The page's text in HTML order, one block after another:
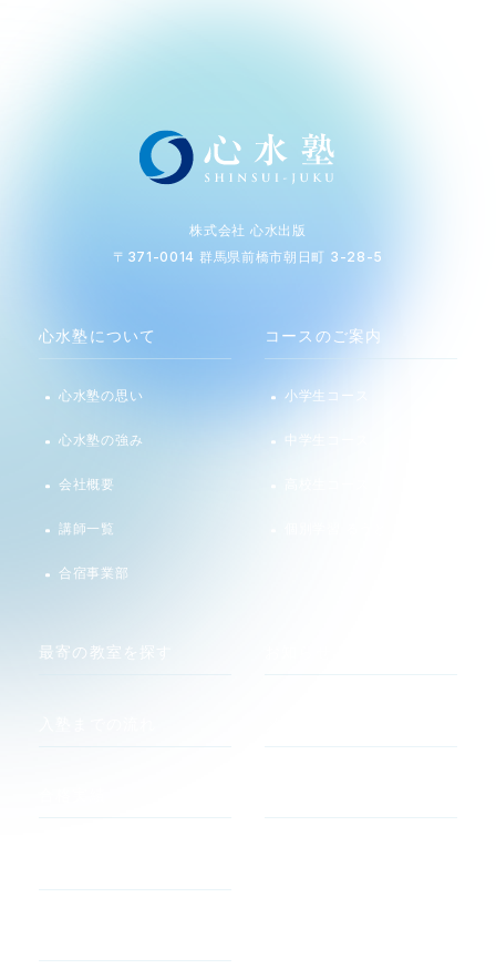
株式会社 心水出版
〒371-0014 群馬県前橋市朝日町 3-28-5
心水塾について
心水塾の思い
心水塾の強み
会社概要
講師一覧
合宿事業部
コースのご案内
小学生コース
中学生コース
最寄の教室を探す